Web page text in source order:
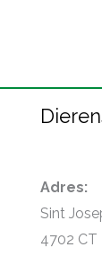
Adres:
Sint
4702 CT